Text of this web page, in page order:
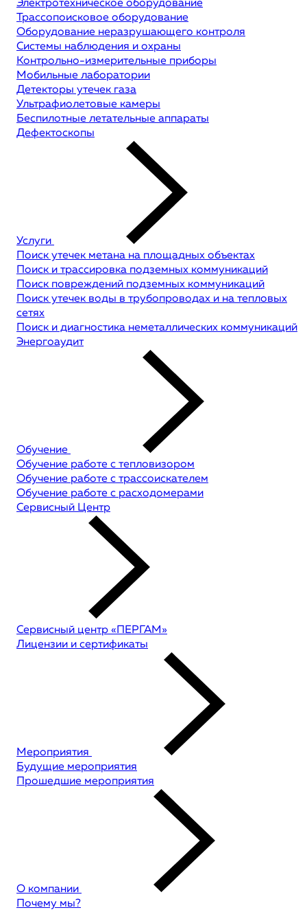
Электротехническое оборудование
Трассопоисковое оборудование
Оборудование неразрушающего контроля
Системы наблюдения и охраны
Контрольно-измерительные приборы
Мобильные лаборатории
Детекторы утечек газа
Ультрафиолетовые камеры
Беспилотные летательные аппараты
Дефектоскопы
Услуги
Поиск утечек метана на площадных объектах
Поиск и трассировка подземных коммуникаций
Поиск повреждений подземных коммуникаций
Поиск утечек воды в трубопроводах и на тепловых
сетях
Поиск и диагностика неметаллических коммуникаций
Энергоаудит
Обучение
Обучение работе с тепловизором
Обучение работе с трассоискателем
Обучение работе с расходомерами
Сервисный Центр
Сервисный центр «ПЕРГАМ»
Лицензии и сертификаты
Мероприятия
Будущие мероприятия
Прошедшие мероприятия
О компании
Почему мы?